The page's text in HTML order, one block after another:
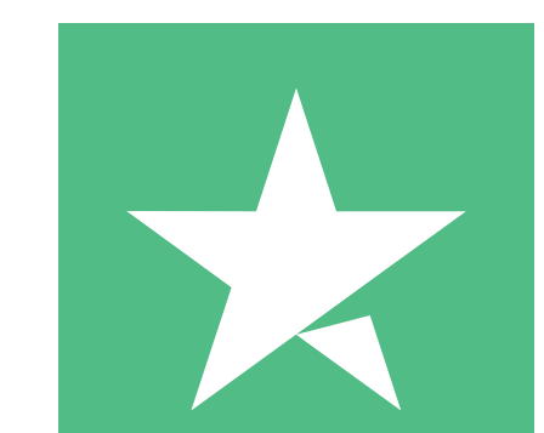
Pacchetti di Crediti Individuali
Paga a consumo con crediti di download. Nessun impegno
1 Download
10